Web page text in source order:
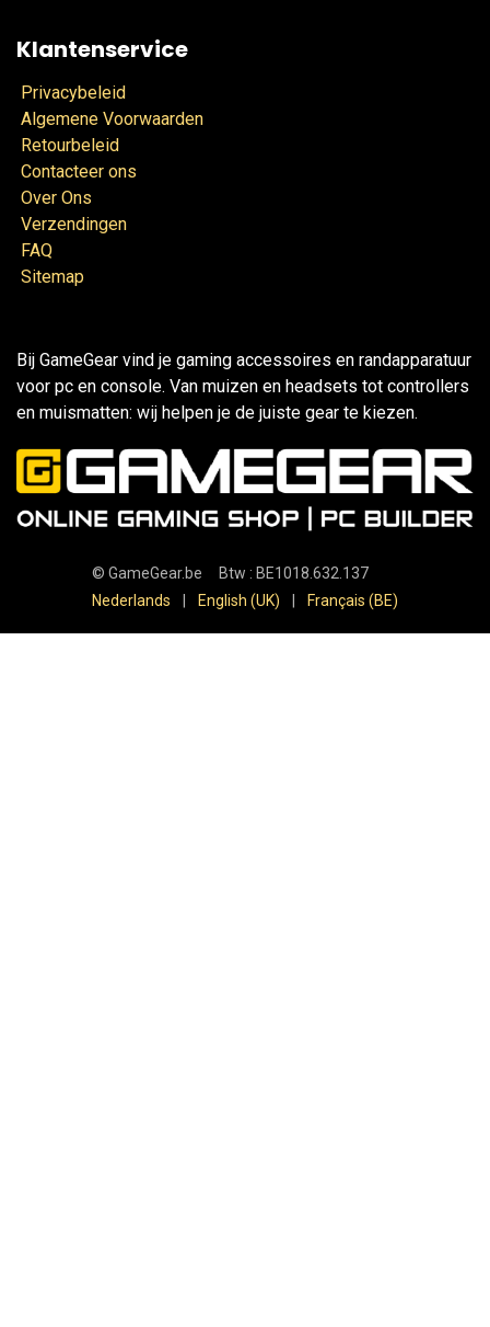
Klantenservice
Privacybeleid
Algemene Voorwaarden
Retourbeleid
Contacteer ons
Over Ons
Verzendingen
FAQ
Sitemap
Bij GameGear vind je gaming accessoires en randapparatuur
voor pc en console. Van muizen en headsets tot controllers
en muismatten: wij helpen je de juiste gear te kiezen.
© GameGear.be Btw : BE1018.632.137
Nederlands
English (UK) Français (BE)